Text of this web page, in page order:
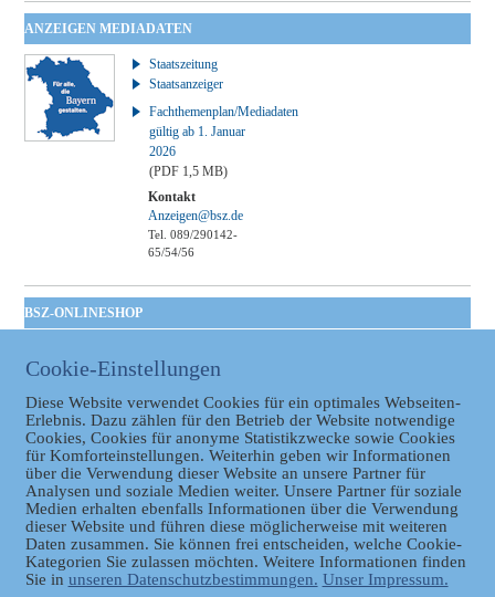
ANZEIGEN MEDIADATEN
Staatszeitung
Staatsanzeiger
Fachthemenplan/Mediadaten
gültig ab 1. Januar
2026
(PDF 1,5 MB)
Kontakt
Anzeigen@bsz.de
Tel. 089/290142-
65/54/56
BSZ-ONLINESHOP
Taschenbuch
Datenschutz
Cookie-Einstellungen
Diese Website verwendet Cookies für ein optimales Webseiten-
Erlebnis. Dazu zählen für den Betrieb der Website notwendige
Cookies, Cookies für anonyme Statistikzwecke sowie Cookies
für Komforteinstellungen. Weiterhin geben wir Informationen
über die Verwendung dieser Website an unsere Partner für
Analysen und soziale Medien weiter. Unsere Partner für soziale
Medien erhalten ebenfalls Informationen über die Verwendung
dieser Website und führen diese möglicherweise mit weiteren
Daten zusammen. Sie können frei entscheiden, welche Cookie-
Kategorien Sie zulassen möchten. Weitere Informationen finden
Sie in unseren Datenschutzbestimmungen. Unser Impressum.